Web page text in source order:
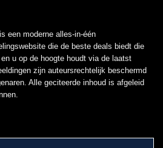
een moderne alles-in-één
die de beste deals biedt die
u op de hoogte houdt via de laatst
zijn auteursrechtelijk beschermd
Alle geciteerde inhoud is afgeleid